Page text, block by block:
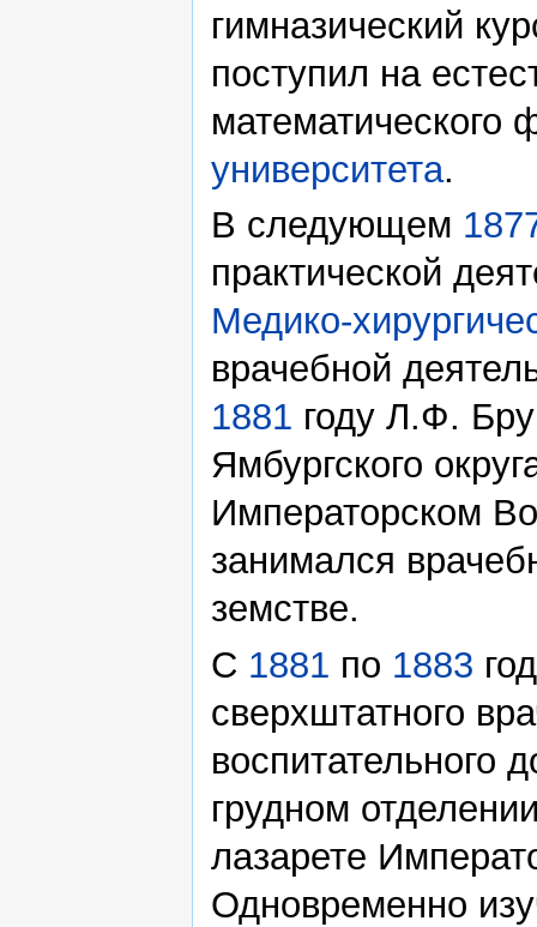
гимназический
поступил на
математического
университета.
В следующем
практической
Медико-
врачебной
1881 году Л.Ф.
Ямбургского
Императорском
занимался
земстве.
С 1881 по 1883
сверхштатного
воспитательного
грудном
лазарете
Одновременно